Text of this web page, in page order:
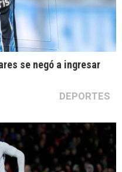
se negó a ingresar
DEPORTES